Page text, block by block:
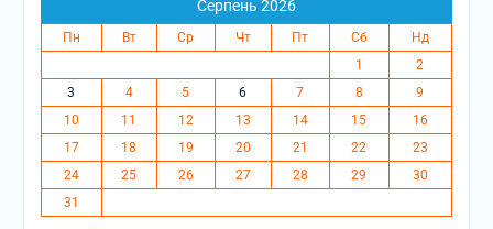
Серпень 2026
Пн Вт Ср Чт Пт Сб
Нд
1
2
3
4 5 6 7 8
9
10
11 12 13 14 15
16
17
18 19 20 21 22
23
24
25 26 27 28 29
30
31